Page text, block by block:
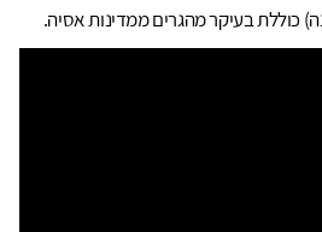
כוללת בעיקר מהגרים ממדינות אסיה.